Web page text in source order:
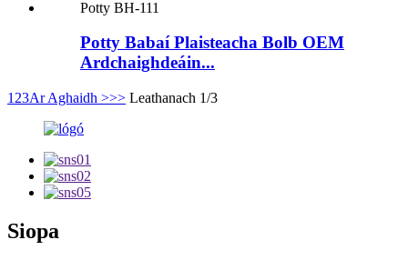
Potty Babaí Plaisteacha Bolb OEM
Ardchaighdeáin...
1 23Ar Aghaidh >>> Leathanach 1/3
Siopa